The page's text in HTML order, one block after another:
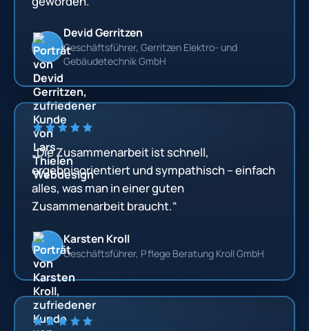
Devid Gerritzen
Geschäftsführer, Gerritzen Elektro- und
Gebäudetechnik GmbH
„Die Zusammenarbeit ist schnell,
ergebnisorientiert und sympathisch – einfach
alles, was man in einer guten
Zusammenarbeit braucht.“
Karsten Kroll
Geschäftsführer, Pflege Beratung Kroll GmbH